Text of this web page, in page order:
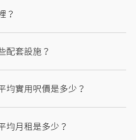
？
配套設施？
均實用呎價是多少？
均月租是多少？